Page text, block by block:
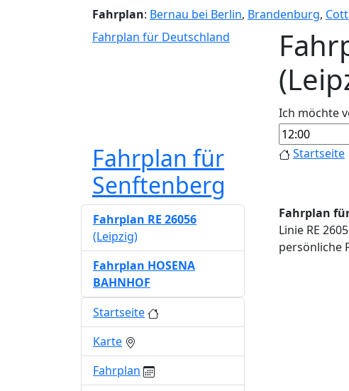
Fahrplan: Bernau bei Berlin, Brandenburg,
Fahrplan für Deutschland
Ich möchte
Fahrplan für
Senftenberg
Startseite
Fahrplan
Linie RE
persönliche
Fahrplan RE 26056
(Leipzig)
Fahrplan HOSENA
BAHNHOF
Startseite
Karte
Fahrplan